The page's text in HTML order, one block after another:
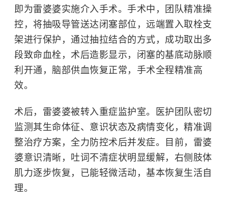
即为雷婆婆实施介入手术。手术中，团队精准操
控，将抽吸导管送达闭塞部位，远端置入取栓支
架进行保护，通过抽拉结合的方式，成功取出多
段致命血栓，术后造影显示，闭塞的基底动脉顺
利开通，脑部供血恢复正常，手术全程精准高
效。
术后，雷婆婆被转入重症监护室。医护团队密切
监测其生命体征、意识状态及病情变化，精准调
整治疗方案，全力防控术后并发症。目前，雷婆
婆意识清晰，吐词不清症状明显缓解，右侧肢体
肌力逐步恢复，已能轻微活动，基本恢复生活自
理。